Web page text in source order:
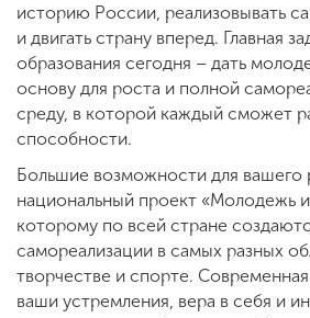
историю России, реализовывать
и двигать страну вперед. Главная
образования сегодня – дать
основу для роста и полной
среду, в которой каждый сможет
способности.
Большие возможности для вашего
национальный проект «Молодежь и
которому по всей стране
самореализации в самых разных
творчестве и спорте.
ваши устремления, вера в себя и